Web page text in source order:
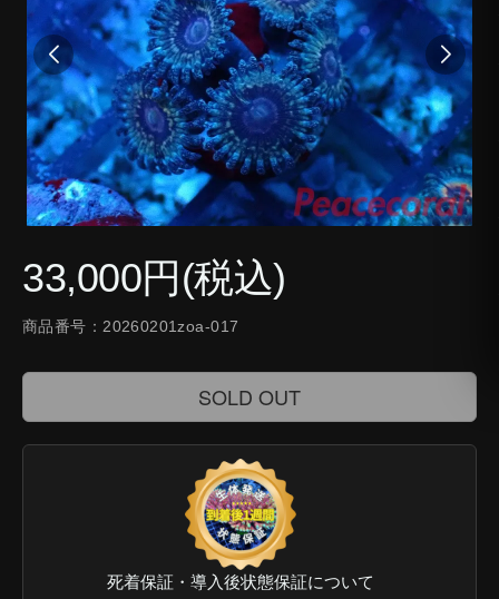
33,000円(税込)
商品番号：20260201zoa-017
SOLD OUT
死着保証・導入後状態保証について